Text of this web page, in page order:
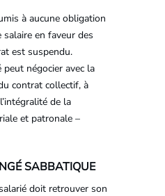
à aucune obligation
en faveur des
est suspendu.
négocier avec la
contrat collectif, à
de la
et patronale –
SABBATIQUE
doit retrouver son